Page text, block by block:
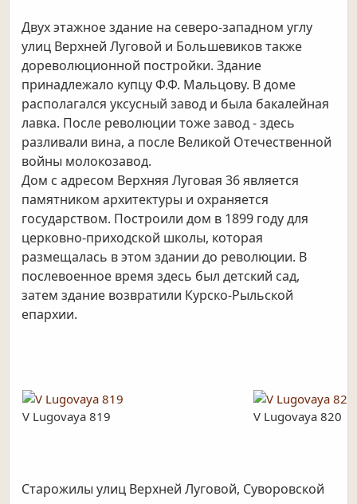
Двух этажное здание на северо-западном углу
улиц Верхней Луговой и Большевиков также
дореволюционной постройки. Здание
принадлежало купцу Ф.Ф. Мальцову. В доме
располагался уксусный завод и была бакалейная
лавка. После революции тоже завод - здесь
разливали вина, а после Великой Отечественной
войны молокозавод.
Дом с адресом Верхняя Луговая 36 является
памятником архитектуры и охраняется
государством. Построили дом в 1899 году для
церковно-приходской школы, которая
размещалась в этом здании до революции. В
послевоенное время здесь был детский сад,
затем здание возвратили Курско-Рыльской
епархии.
V Lugovaya 819 V Lugovaya 820
Старожилы улиц Верхней Луговой, Суворовской